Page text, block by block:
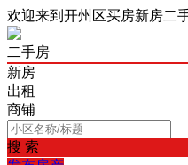
欢迎来到开州区买房新房二
二手房
新房
出租
商铺
搜 索